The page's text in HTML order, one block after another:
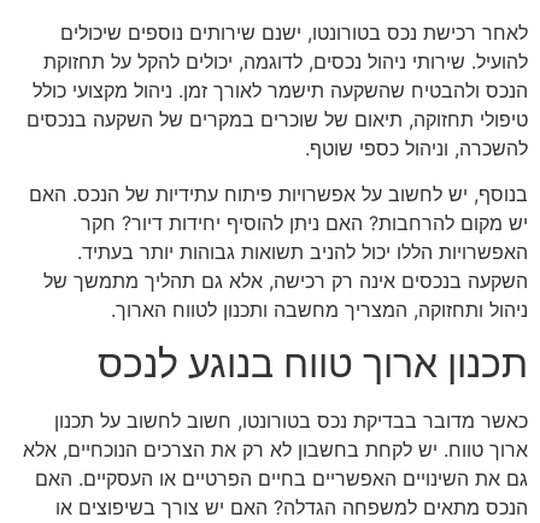
לאחר רכישת נכס בטורונטו, ישנם שירותים נוספים שיכולים
להועיל. שירותי ניהול נכסים, לדוגמה, יכולים להקל על תחזוקת
הנכס ולהבטיח שהשקעה תישמר לאורך זמן. ניהול מקצועי כולל
טיפולי תחזוקה, תיאום של שוכרים במקרים של השקעה בנכסים
להשכרה, וניהול כספי שוטף.
בנוסף, יש לחשוב על אפשרויות פיתוח עתידיות של הנכס. האם
יש מקום להרחבות? האם ניתן להוסיף יחידות דיור? חקר
האפשרויות הללו יכול להניב תשואות גבוהות יותר בעתיד.
השקעה בנכסים אינה רק רכישה, אלא גם תהליך מתמשך של
ניהול ותחזוקה, המצריך מחשבה ותכנון לטווח הארוך.
תכנון ארוך טווח בנוגע לנכס
כאשר מדובר בבדיקת נכס בטורונטו, חשוב לחשוב על תכנון
ארוך טווח. יש לקחת בחשבון לא רק את הצרכים הנוכחיים, אלא
גם את השינויים האפשריים בחיים הפרטיים או העסקיים. האם
הנכס מתאים למשפחה הגדלה? האם יש צורך בשיפוצים או